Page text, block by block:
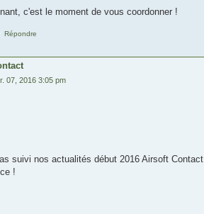
c'est le moment de vous coordonner !
Répondre
07, 2016 3:05 pm
suivi nos actualités début 2016 Airsoft
!